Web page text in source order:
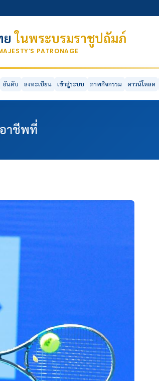
ยในพระบรมราชูปถัมภ์
PATRONAGE
อันดับ ลงทะเบียน เข้าสู่ระบบ ภาพกิจกรรม ดาวน์โหลด
าชีพที่